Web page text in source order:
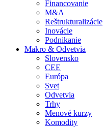
Financovanie
M&A
Reštrukturalizácie
Inovácie
Podnikanie
Makro & Odvetvia
Slovensko
CEE
Európa
Svet
Odvetvia
Trhy
Menové kurzy
Komodity